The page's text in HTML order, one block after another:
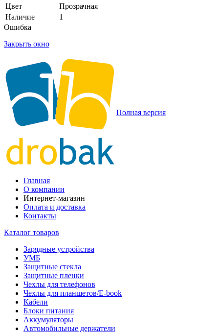
Цвет
Прозрачная
Наличие
1
Ошибка
Закрыть окно
Полная версия
Главная
О компании
Интернет-магазин
Оплата и доставка
Контакты
Каталог товаров
Зарядные устройства
УМБ
Защитные стекла
Защитные пленки
Чехлы для телефонов
Чехлы для планшетов/E-book
Кабели
Блоки питания
Аккумуляторы
Автомобильные держатели